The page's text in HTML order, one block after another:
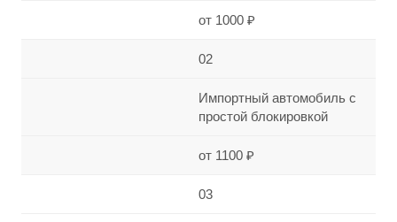
от 1000 ₽
02
Импортный автомобиль с
простой блокировкой
от 1100 ₽
03